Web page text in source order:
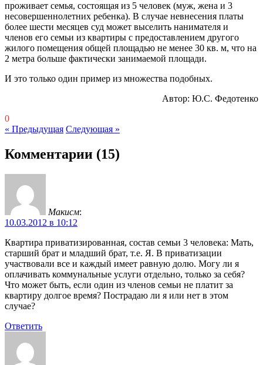
проживает семья, состоящая из 5 человек (муж, жена и 3
несовершеннолетних ребенка). В случае невнесения платы
более шести месяцев суд может выселить нанимателя и
членов его семьи из квартиры с предоставлением другого
жилого помещения общей площадью не менее 30 кв. м, что на
2 метра больше фактически занимаемой площади.
И это только один пример из множества подобных.
Автор: Ю.С. Федотенко
0
« Предыдущая Следующая »
Комментарии (15)
Макисм:
10.03.2012 в 10:12
Квартира приватизированная, состав семьи 3 человека: Мать,
старший брат и младший брат, т.е. Я. В приватизации
участвовали все и каждый имеет равную долю. Могу ли я
оплачивать коммунальные услуги отдельно, только за себя?
Что может быть, если один из членов семьи не платит за
квартиру долгое время? Пострадаю ли я или нет в этом
случае?
Ответить